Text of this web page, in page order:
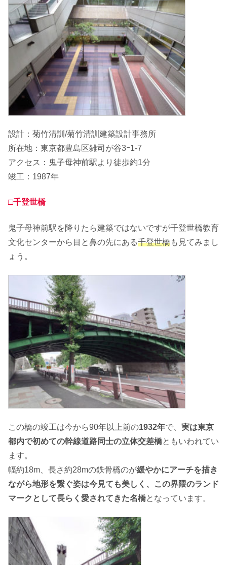
設計：菊竹清訓/菊竹清訓建築設計事務所
所在地：東京都豊島区雑司が谷3ｰ1-7
アクセス：鬼子母神前駅より徒歩約1分
竣工：1987年
□千登世橋
鬼子母神前駅を降りたら建築ではないですが千登世橋教育
文化センターから目と鼻の先にある千登世橋も見てみまし
ょう。
この橋の竣工は今から90年以上前の1932年で、 実は東京
都内で初めての幹線道路同士の立体交差橋ともいわれてい
ます。
幅約18m、長さ約28mの鉄骨橋のが緩やかにアーチを描き
ながら地形を繋ぐ姿は今見ても美しく、この界隈のランド
マークとして長らく愛されてきた名橋となっています。